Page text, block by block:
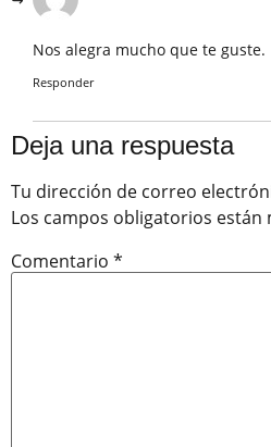
Nos alegra mucho que te guste.
Responder
Deja una respuesta
Tu dirección de correo
Los campos obligatorios están
Comentario *